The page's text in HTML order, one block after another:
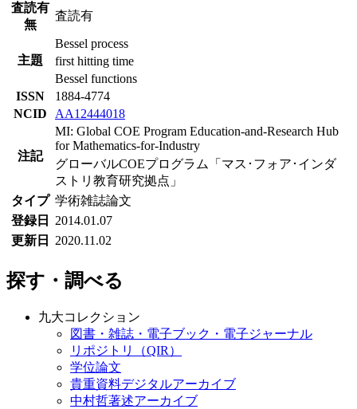
査読有
無
査読有
主題
Bessel process
first hitting time
Bessel functions
ISSN
1884-4774
NCID
AA12444018
注記
MI: Global COE Program Education-and-Research Hub
for Mathematics-for-Industry
グローバルCOEプログラム「マス･フォア･インダ
ストリ教育研究拠点」
タイプ 学術雑誌論文
登録日
2014.01.07
更新日
2020.11.02
探す・調べる
九大コレクション
図書・雑誌・電子ブック・電子ジャーナル
リポジトリ（QIR）
学位論文
貴重資料デジタルアーカイブ
中村哲著述アーカイブ